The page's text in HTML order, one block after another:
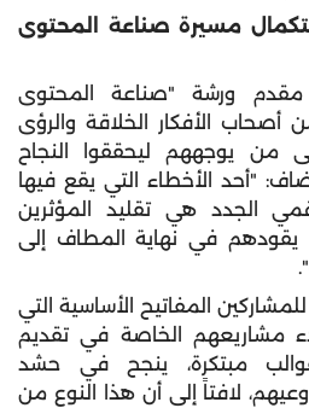
مسيرة صناعة المحتوى
ورشة "صناعة المحتوى
أصحاب الأفكار الخلاقة والرؤى
من يوجههم ليحققوا النجاح
"أحد الأخطاء التي يقع فيها
الجدد هي تقليد المؤثرين
يقودهم في نهاية المطاف إلى
المفاتيح الأساسية التي
مشاريعهم الخاصة في تقديم
مبتكرة، ينجح في حشد
لافتاً إلى أن هذا النوع من